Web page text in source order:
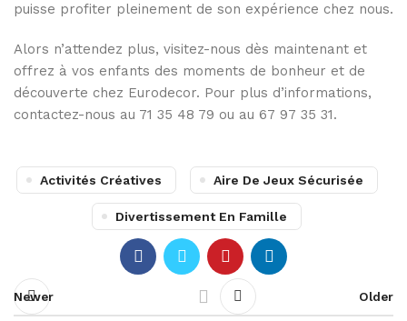
puisse profiter pleinement de son expérience chez nous.
Alors n’attendez plus, visitez-nous dès maintenant et
offrez à vos enfants des moments de bonheur et de
découverte chez Eurodecor. Pour plus d’informations,
contactez-nous au 71 35 48 79 ou au 67 97 35 31.
Activités Créatives Aire De Jeux Sécurisée
Divertissement En Famille
Newer Older